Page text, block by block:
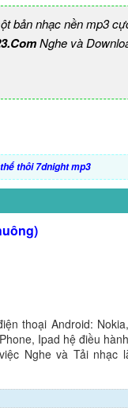
bản nhạc nền mp3
Nghe và
thế thôi 7dnight mp3
thoại Android:
Ipad hệ điều
Nghe và Tải nhạc